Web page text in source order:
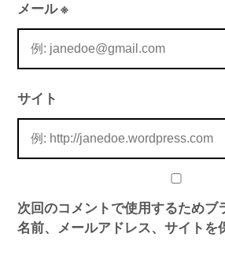
メール※
サイト
次回のコメントで使用するためブ
名前、メールアドレス、サイトを